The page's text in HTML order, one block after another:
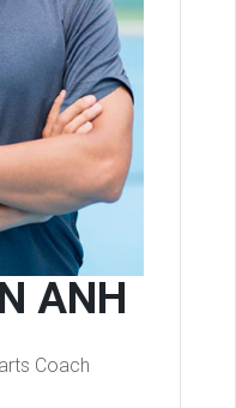
ANH
Coach